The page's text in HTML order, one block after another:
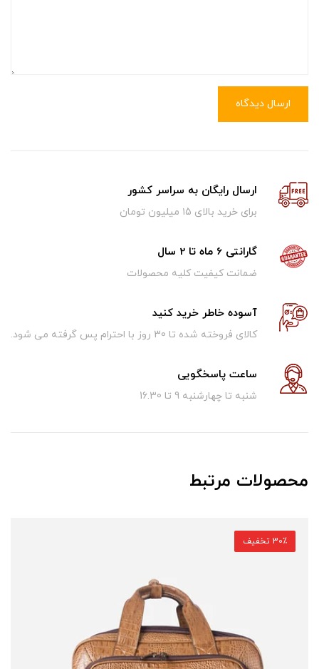
ارسال دیدگاه
ارسال رایگان به سراسر کشور
برای خرید بالای ۱5 میلیون تومان
گارانتی 6 ماه تا 2 سال
ضمانت کیفیت کلیه محصولات
آسوده خاطر خرید کنید
کالای فروخته شده تا 30 روز با احترام پس گرفته می شود.
ساعت پاسخگویی
شنبه تا چهارشنبه 9 تا 16.30
محصولات مرتبط
30٪ تخفیف